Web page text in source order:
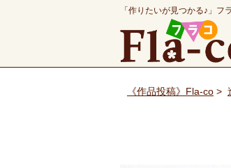
「作りたいが見つかる♪」フ
《作品投稿》Fla-co >